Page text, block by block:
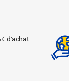
d'achat